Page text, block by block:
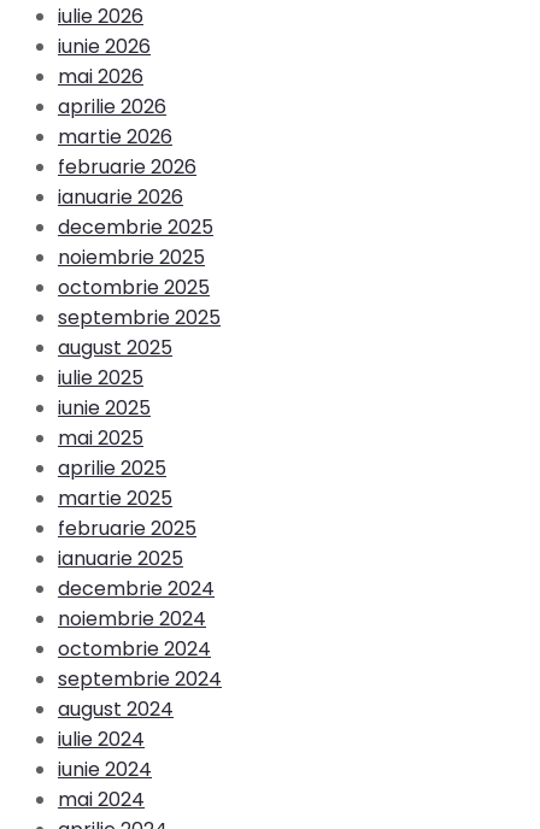
iulie 2026
iunie 2026
mai 2026
aprilie 2026
martie 2026
februarie 2026
ianuarie 2026
decembrie 2025
noiembrie 2025
octombrie 2025
septembrie 2025
august 2025
iulie 2025
iunie 2025
mai 2025
aprilie 2025
martie 2025
februarie 2025
ianuarie 2025
decembrie 2024
noiembrie 2024
octombrie 2024
septembrie 2024
august 2024
iulie 2024
iunie 2024
mai 2024